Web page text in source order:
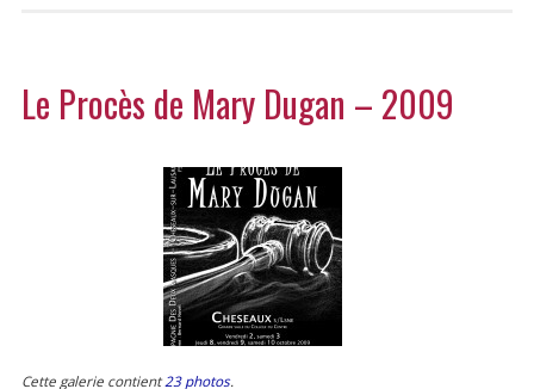
Le Procès de Mary Dugan – 2009
Cette galerie contient23 photos.